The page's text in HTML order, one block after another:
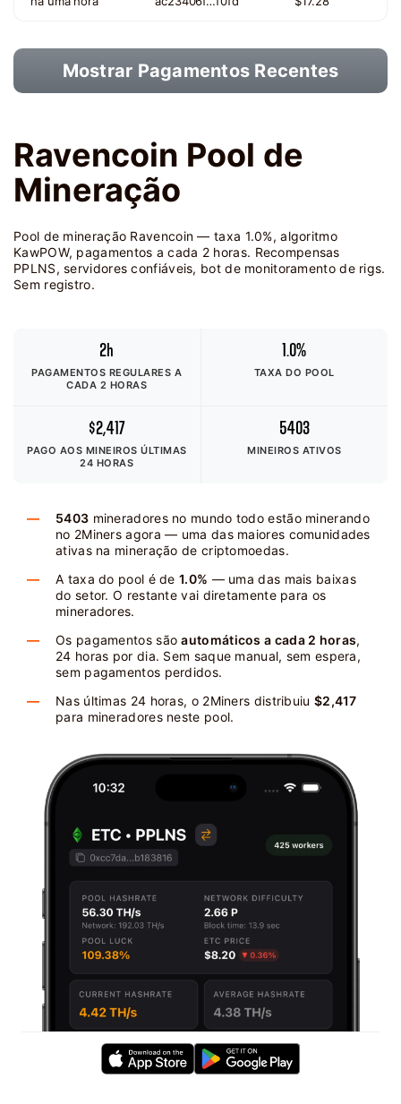
Mostrar Pagamentos Recentes
Ravencoin Pool de
Mineração
Pool de mineração Ravencoin — taxa 1.0%, algoritmo
KawPOW, pagamentos a cada 2 horas. Recompensas
PPLNS, servidores confiáveis, bot de monitoramento de rigs.
Sem registro.
2h
PAGAMENTOS REGULARES A
CADA 2 HORAS
1.0%
TAXA DO POOL
$2,417
PAGO AOS MINEIROS ÚLTIMAS
24 HORAS
5403
MINEIROS ATIVOS
5403 mineradores no mundo todo estão minerando
no 2Miners agora — uma das maiores comunidades
ativas na mineração de criptomoedas.
A taxa do pool é de 1.0% — uma das mais baixas
do setor. O restante vai diretamente para os
mineradores.
Os pagamentos sãoautomáticos a cada 2 horas,
24 horas por dia. Sem saque manual, sem espera,
sem pagamentos perdidos.
Nas últimas 24 horas, o 2Miners distribuiu $2,417
para mineradores neste pool.